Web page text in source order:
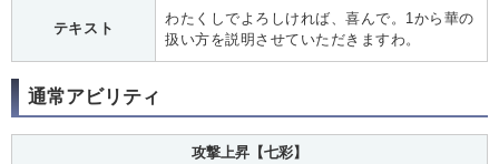
テキスト
わたくしでよろしければ、喜んで。1から華の
扱い方を説明させていただきますわ。
通常アビリティ
攻撃上昇【七彩】